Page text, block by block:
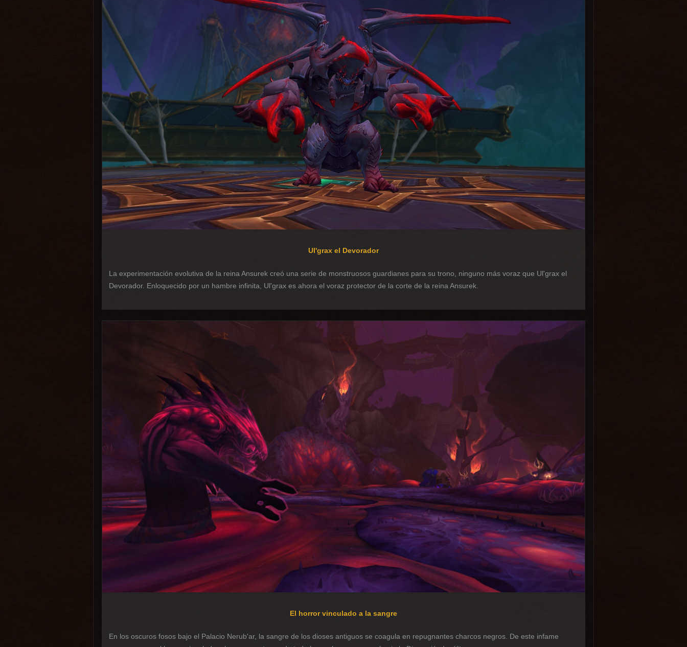
Ul'grax el Devorador
La experimentación evolutiva de la reina Ansurek creó una serie de monstruosos guardianes para su trono, ninguno más voraz que Ul'grax el
Devorador. Enloquecido por un hambre infinita, Ul'grax es ahora el voraz protector de la corte de la reina Ansurek.
El horror vinculado a la sangre
En los oscuros fosos bajo el Palacio Nerub'ar, la sangre de los dioses antiguos se coagula en repugnantes charcos negros. De este infame